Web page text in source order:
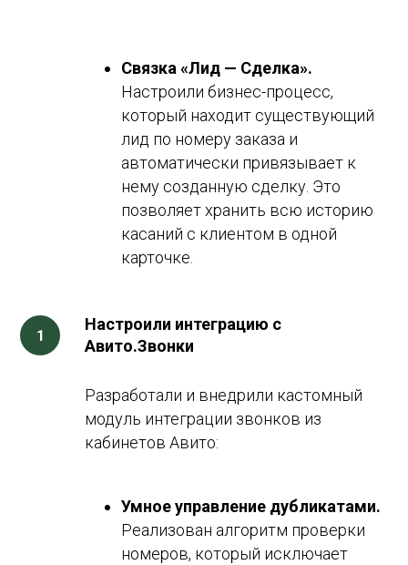
Связка «Лид — Сделка».
Настроили бизнес-процесс,
который находит существующий
лид по номеру заказа и
автоматически привязывает к
нему созданную сделку. Это
позволяет хранить всю историю
касаний с клиентом в одной
карточке.
Настроили интеграцию с
Авито.Звонки
Разработали и внедрили кастомный
модуль интеграции звонков из
кабинетов Авито:
Умное управление дубликатами.
Реализован алгоритм проверки
номеров, который исключает